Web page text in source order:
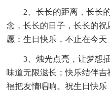
2、长长的距离，长长
念，长长的日子，长长的
愿：生日快乐，不止在今天
3、烛光点亮，让梦想
味道无限滋长；快乐结伴
福把友情唱响。祝生日快乐